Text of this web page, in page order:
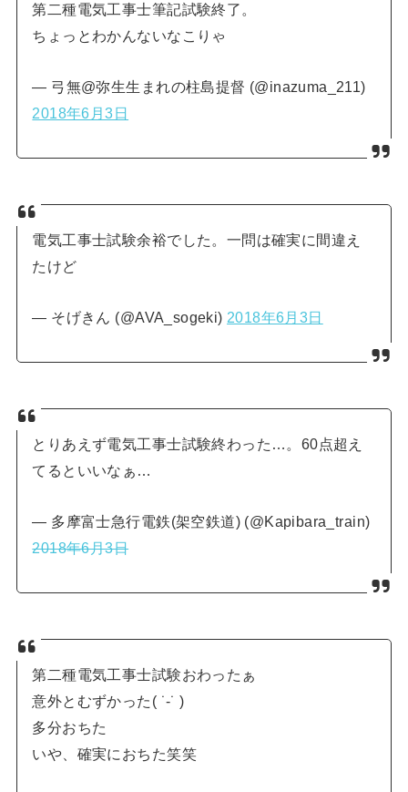
第二種電気工事士筆記試験終了。
ちょっとわかんないなこりゃ
— 弓無@弥生生まれの柱島提督 (@inazuma_211)
2018年6月3日
電気工事士試験余裕でした。一問は確実に間違え
たけど
— そげきん (@AVA_sogeki) 2018年6月3日
とりあえず電気工事士試験終わった…。60点超え
てるといいなぁ…
— 多摩富士急行電鉄(架空鉄道) (@Kapibara_train)
2018年6月3日
第二種電気工事士試験おわったぁ
意外とむずかった( ˙-˙ )
多分おちた
いや、確実におちた笑笑